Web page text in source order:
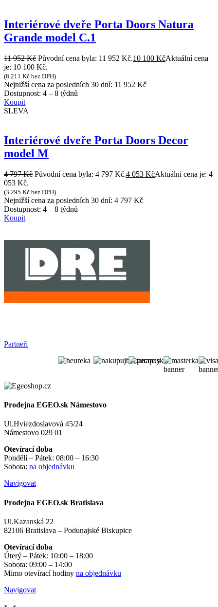
Interiérové dveře Porta Doors Natura
Grande model C.1
11 952Kč Původní cena byla: 11 952 Kč.10 100 KčAktuální cena
je: 10 100 Kč.
(8 211 Kč bez DPH)
Nejnižší cena za posledních 30 dní: 11 952 Kč
Dostupnost: 4 – 8 týdnů
Koupit
SLEVA
Interiérové dveře Porta Doors Decor
model M
4 797Kč Původní cena byla: 4 797 Kč.4 053 KčAktuální cena je: 4
053 Kč.
(3 295 Kč bez DPH)
Nejnižší cena za posledních 30 dní: 4 797 Kč
Dostupnost: 4 – 8 týdnů
Koupit
Partneři
Prodejna EGEO.sk Námestovo
Ul.Hviezdoslavová 45/24
Námestovo 029 01
Otevírací doba
Pondělí – Pátek: 08:00 – 16:30
Sobota: na objednávku
Navigovat
Prodejna EGEO.sk Bratislava
Ul.Kazanská 22
82106 Bratislava – Podunajské Biskupice
Otevírací doba
Úterý – Pátek: 10:00 – 18:00
Sobota: 09:00 – 14:00
Mimo otevírací hodiny na objednávku
Navigovat